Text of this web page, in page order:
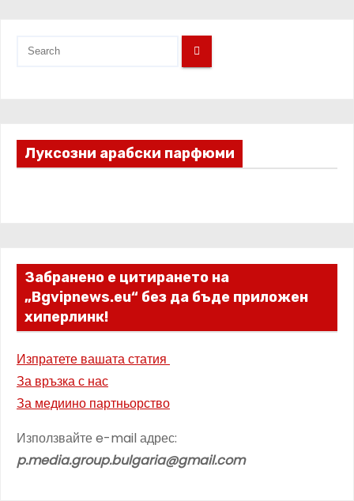
Луксозни арабски парфюми
Забранено е цитирането на
„Bgvipnews.eu“ без да бъде приложен
хиперлинк!
Изпратете вашата статия
За връзка с нас
За медиино партньорство
Използвайте e-mail адрес:
p.media.group.bulgaria@gmail.com